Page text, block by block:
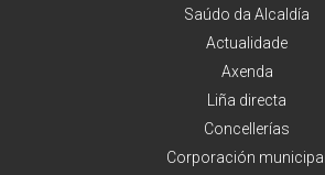
Saúdo da Alcaldía
Actualidade
Axenda
Liña directa
Concellerías
Corporación municipal